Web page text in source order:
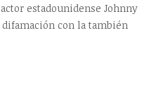
actor estadounidense Johnny
con la también